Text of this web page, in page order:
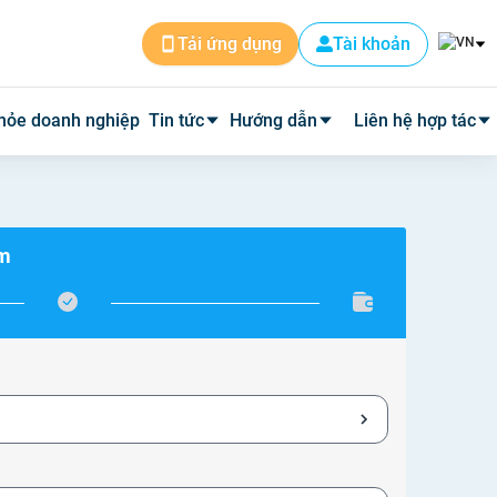
Tải ứng dụng Tài khoản
doanh nghiệp Tin tức
Y học thường thức
Hướng dẫn
Tư vấn khám bệnh qua video
Liên hệ hợp tác
Quảng cáo
Về Medpro